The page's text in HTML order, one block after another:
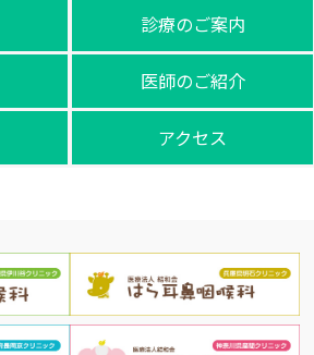
診療のご案内
医師のご紹介
アクセス